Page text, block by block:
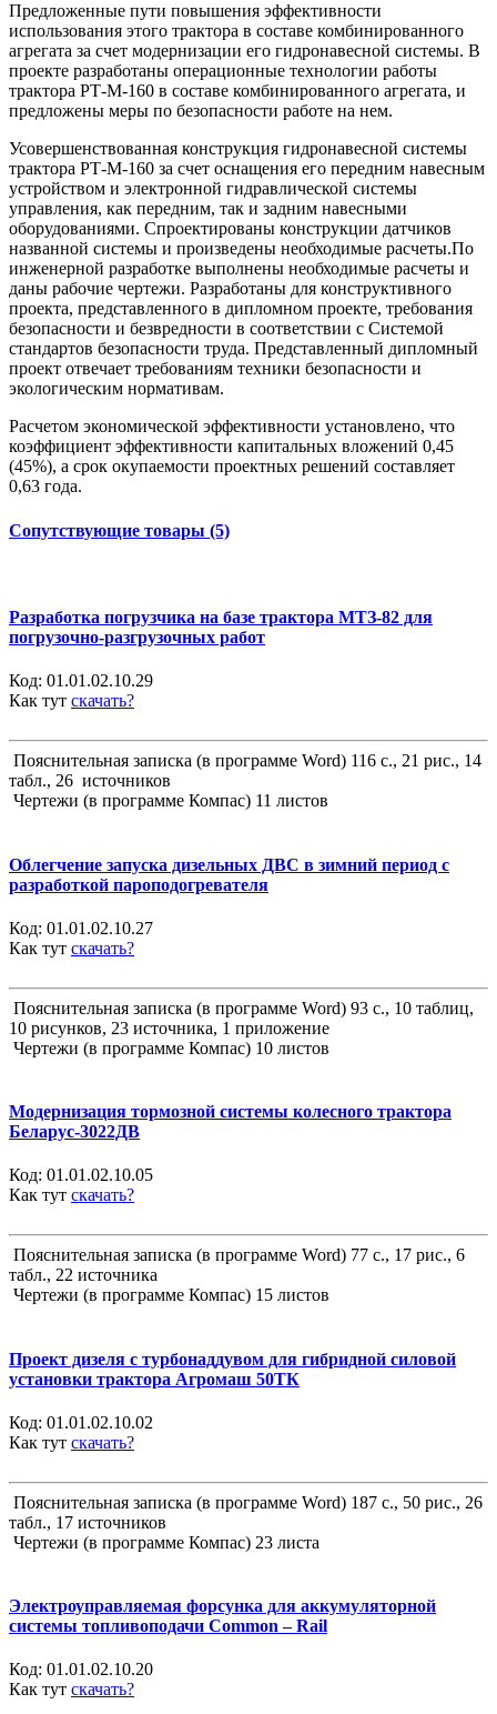
Предложенные пути повышения эффективности
использования этого трактора в составе комбинированного
агрегата за счет модернизации его гидронавесной системы. В
проекте разработаны операционные технологии работы
трактора РТ-М-160 в составе комбинированного агрегата, и
предложены меры по безопасности работе на нем.
Усовершенствованная конструкция гидронавесной системы
трактора РТ-М-160 за счет оснащения его передним навесным
устройством и электронной гидравлической системы
управления, как передним, так и задним навесными
оборудованиями. Спроектированы конструкции датчиков
названной системы и произведены необходимые расчеты.По
инженерной разработке выполнены необходимые расчеты и
даны рабочие чертежи. Разработаны для конструктивного
проекта, представленного в дипломном проекте, требования
безопасности и безвредности в соответствии с Системой
стандартов безопасности труда. Представленный дипломный
проект отвечает требованиям техники безопасности и
экологическим нормативам.
Расчетом экономической эффективности установлено, что
коэффициент эффективности капитальных вложений 0,45
(45%), а срок окупаемости проектных решений составляет
0,63 года.
Сопутствующие товары (5)
Разработка погрузчика на базе трактора МТЗ-82 для
погрузочно-разгрузочных работ
Код: 01.01.02.10.29
Как тут скачать?
Пояснительная записка (в программе Word) 116 с., 21 рис., 14
табл., 26 источников
Чертежи (в программе Компас) 11 листов
Облегчение запуска дизельных ДВС в зимний период с
разработкой пароподогревателя
Код: 01.01.02.10.27
Как тут скачать?
Пояснительная записка (в программе Word) 93 с., 10 таблиц,
10 рисунков, 23 источника, 1 приложение
Чертежи (в программе Компас) 10 листов
Модернизация тормозной системы колесного трактора
Беларус-3022ДВ
Код: 01.01.02.10.05
Как тут скачать?
Пояснительная записка (в программе Word) 77 с., 17 рис., 6
табл., 22 источника
Чертежи (в программе Компас) 15 листов
Проект дизеля с турбонаддувом для гибридной силовой
установки трактора Агромаш 50ТК
Код: 01.01.02.10.02
Как тут скачать?
Пояснительная записка (в программе Word) 187 с., 50 рис., 26
табл., 17 источников
Чертежи (в программе Компас) 23 листа
Электроуправляемая форсунка для аккумуляторной
системы топливоподачи Common – Rail
Код: 01.01.02.10.20
Как тут скачать?